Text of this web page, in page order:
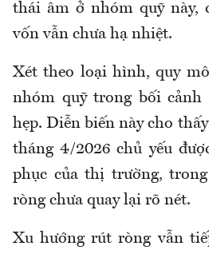
thái âm ở nhóm quỹ này,
vốn vẫn chưa hạ nhiệt.
Xét theo loại hình, quy
nhóm quỹ trong bối
hẹp. Diễn biến này cho
tháng 4/2026 chủ yếu
phục của thị trường,
ròng chưa quay lại rõ nét.
Xu hướng rút ròng vẫn